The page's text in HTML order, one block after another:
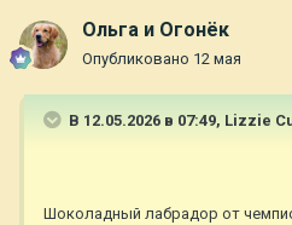
Ольга и Огонёк
Опубликовано 12 мая
В 12.05.2026 в 07:49, Lizzie
Шоколадный лабрадор от